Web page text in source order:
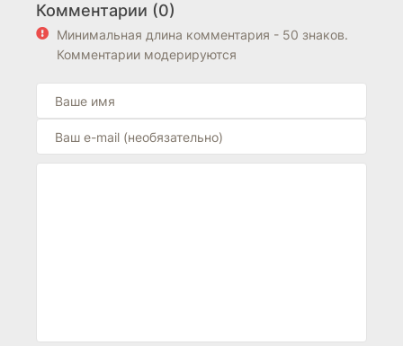
Комментарии (0)
Минимальная длина комментария - 50 знаков.
Комментарии модерируются